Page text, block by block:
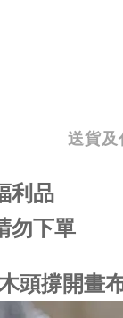
送貨及
利品
勿下單
頭撐開畫